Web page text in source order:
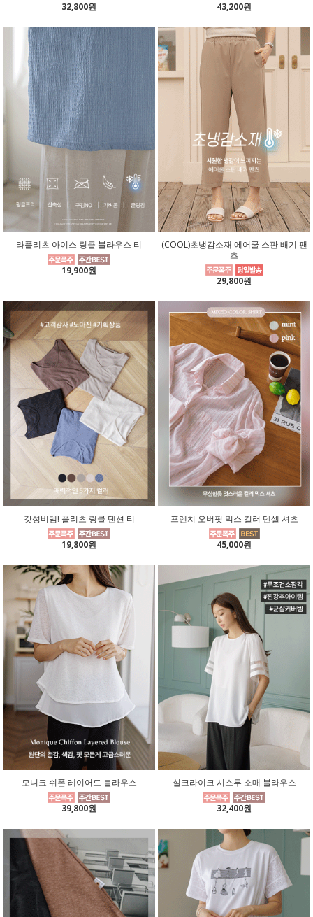
32,800원
43,200원
라플리츠 아이스 링클 블라우스 티
19,900원
(COOL)초냉감소재 에어쿨 스판 배기 팬
츠
29,800원
갓성비템! 플리츠 링클 텐션 티
19,800원
프렌치 오버핏 믹스 컬러 텐셀 셔츠
45,000원
모니크 쉬폰 레이어드 블라우스
39,800원
실크라이크 시스루 소매 블라우스
32,400원